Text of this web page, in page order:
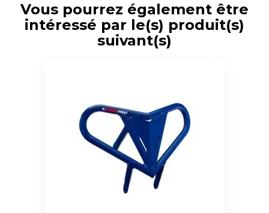
Vous pourrez également être
intéressé par le(s) produit(s)
suivant(s)